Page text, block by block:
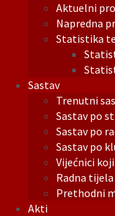
Aktuelni
Napredna
Statistika
Sastav
Trenutni
Sastav po
Sastav po
Sastav po
Vijećnici
Radna tijela
Prethodni
Akti